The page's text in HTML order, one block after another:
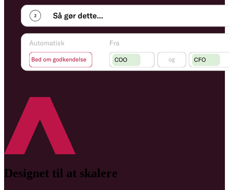
Designet til at skalere